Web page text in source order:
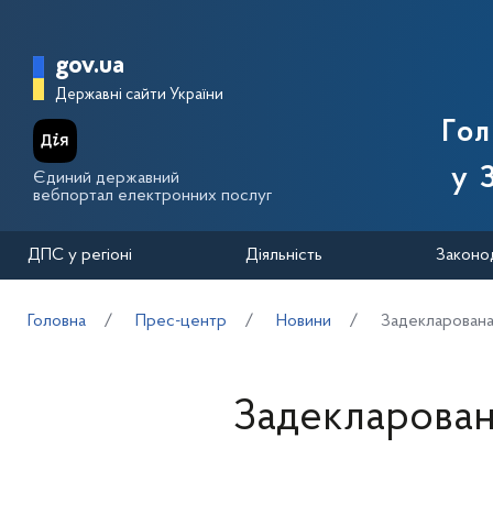
Головна сторінка Державної
gov.ua
Державні сайти України
Єдиний державний
вебпортал електронних послуг
у
ДПС у регіоні Діяльність
Головна Прес-центр Новини